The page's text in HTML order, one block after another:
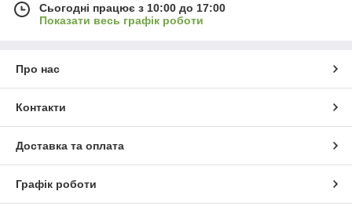
Сьогодні працює з 10:00 до 17:00
Показати весь графік роботи
Про нас
Контакти
Доставка та оплата
Графік роботи